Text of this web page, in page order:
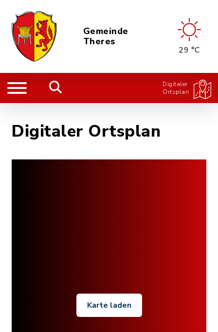
Gemeinde
Theres
29 °C
Digitaler
Ortsplan
Digitaler Ortsplan
Karte laden